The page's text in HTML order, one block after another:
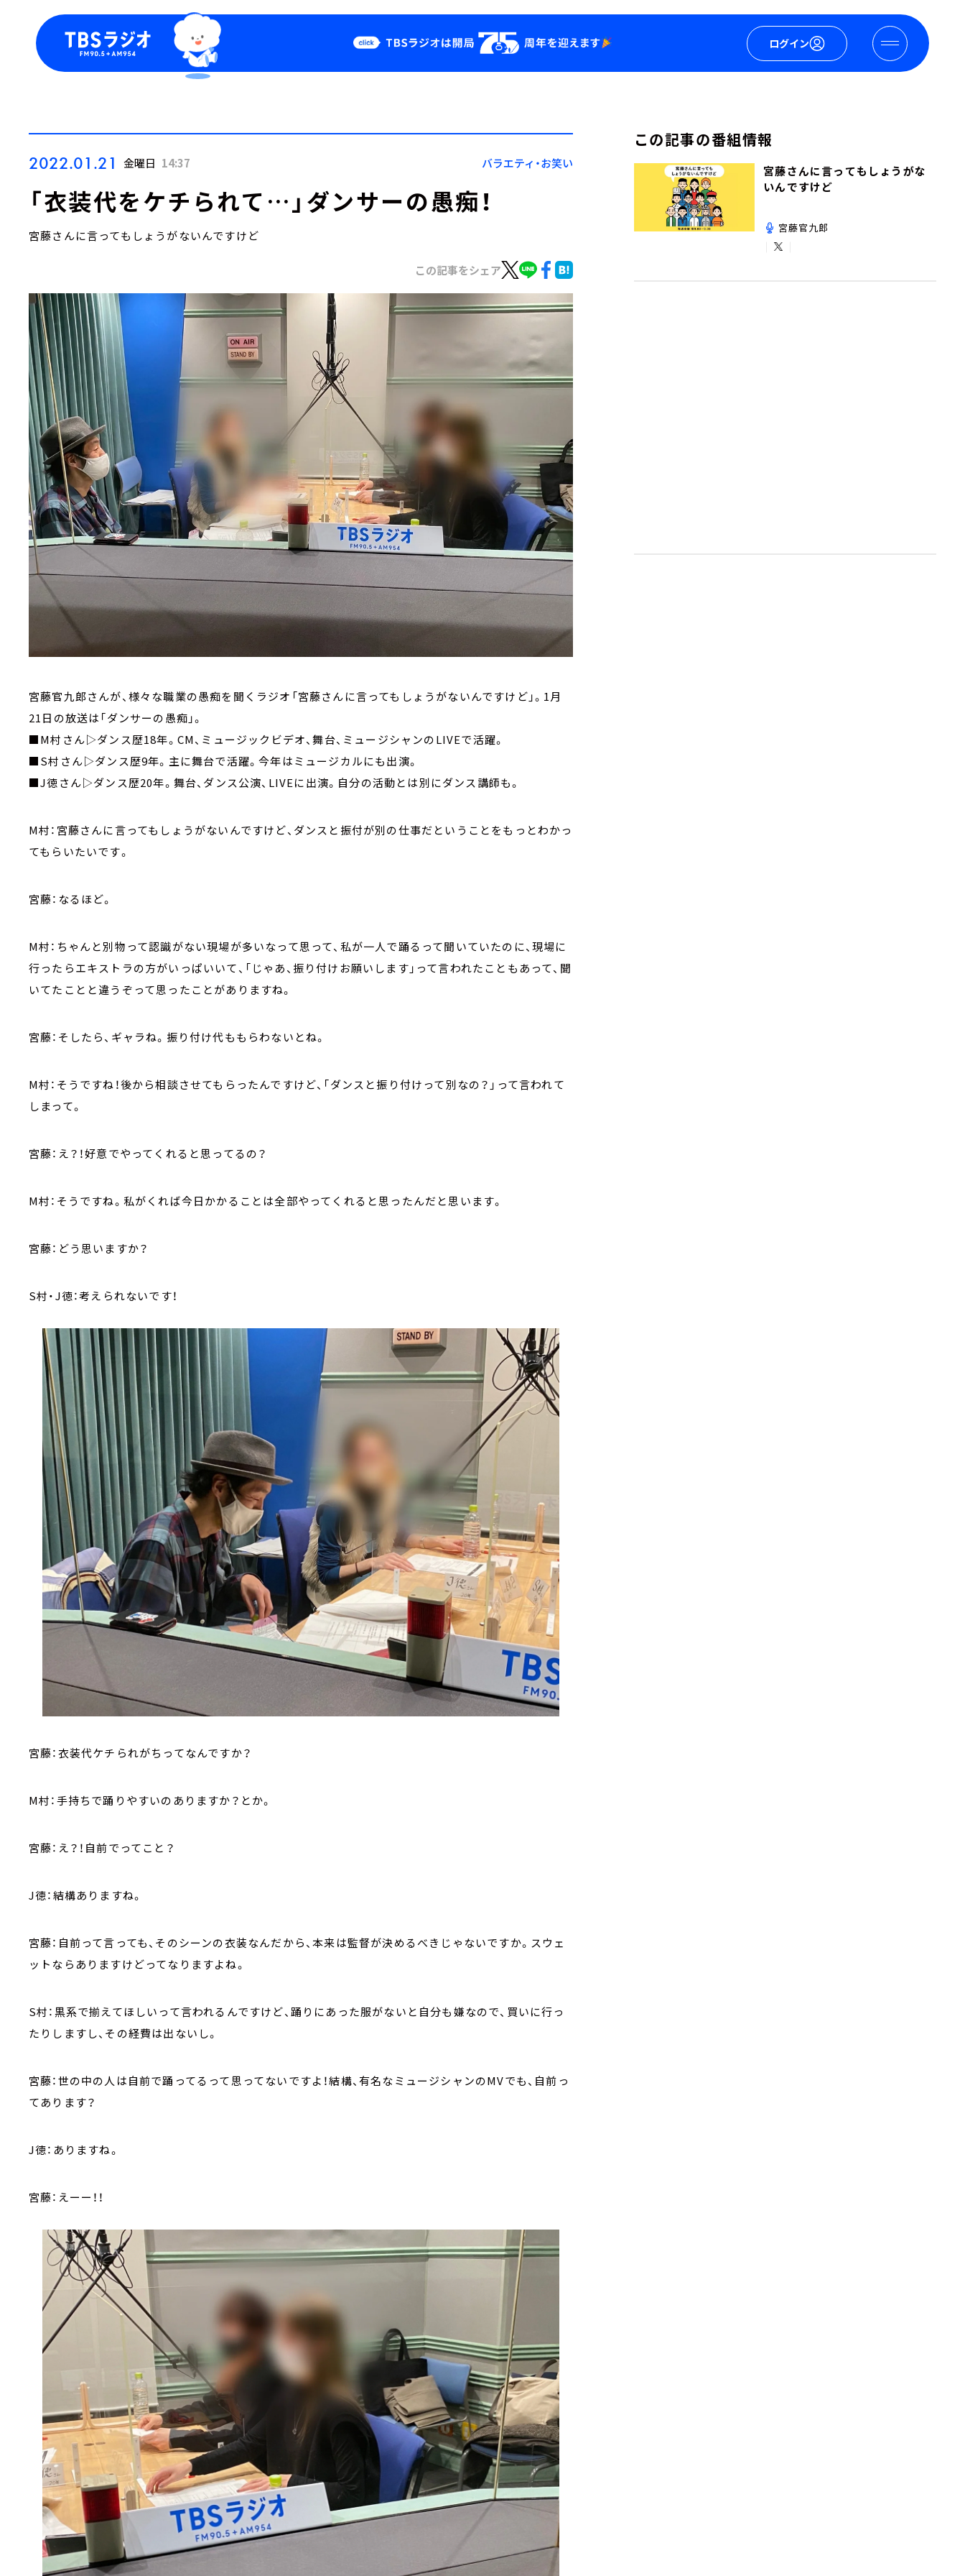
ログイン
Podcast
YouTube
会社情報
2022.01.21 金曜日 14:37 バラエティ・お笑い
「衣装代をケチられて…」ダンサーの愚痴！
宮藤さんに言ってもしょうがないんですけど
この記事をシェア
宮藤官九郎さんが、様々な職業の愚痴を聞くラジオ「宮藤さんに言ってもしょうがないんですけど」。1月
21日の放送は「ダンサーの愚痴」。
■M村さん▷ダンス歴18年。CM、ミュージックビデオ、舞台、ミュージシャンのLIVEで活躍。
■S村さん▷ダンス歴9年。主に舞台で活躍。今年はミュージカルにも出演。
■J徳さん▷ダンス歴20年。舞台、ダンス公演、LIVEに出演。自分の活動とは別にダンス講師も。
M村：宮藤さんに言ってもしょうがないんですけど、ダンスと振付が別の仕事だということをもっとわかっ
てもらいたいです。
宮藤：なるほど。
M村：ちゃんと別物って認識がない現場が多いなって思って、私が一人で踊るって聞いていたのに、現場に
行ったらエキストラの方がいっぱいいて、「じゃあ、振り付けお願いします」って言われたこともあって、聞
いてたことと違うぞって思ったことがありますね。
宮藤：そしたら、ギャラね。振り付け代ももらわないとね。
M村：そうですね！後から相談させてもらったんですけど、「ダンスと振り付けって別なの？」って言われて
しまって。
宮藤：え？！好意でやってくれると思ってるの？
M村：そうですね。私がくれば今日かかることは全部やってくれると思ったんだと思います。
宮藤：どう思いますか？
S村・J徳：考えられないです！
宮藤：衣装代ケチられがちってなんですか？
M村：手持ちで踊りやすいのありますか？とか。
宮藤：え？！自前でってこと？
J徳：結構ありますね。
宮藤：自前って言っても、そのシーンの衣装なんだから、本来は監督が決めるべきじゃないですか。スウェ
ットならありますけどってなりますよね。
S村：黒系で揃えてほしいって言われるんですけど、踊りにあった服がないと自分も嫌なので、買いに行っ
たりしますし、その経費は出ないし。
宮藤：世の中の人は自前で踊ってるって思ってないですよ！結構、有名なミュージシャンのMVでも、自前っ
てあります？
J徳：ありますね。
宮藤：えーー！！
この記事の番組情報
宮藤さんに言ってもしょうがな
いんですけど
宮藤官九郎